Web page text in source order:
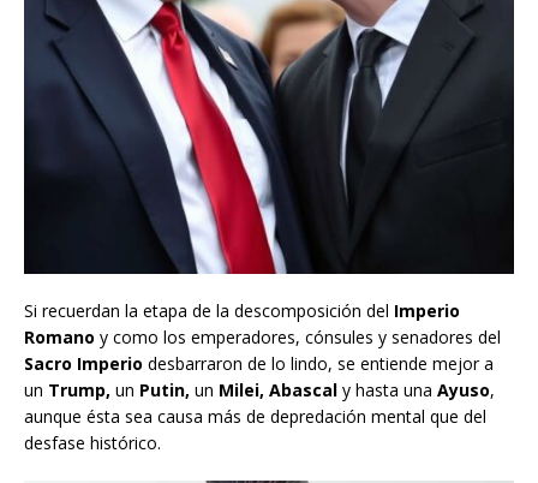
Si recuerdan la etapa de la descomposición del Imperio
Romano y como los emperadores, cónsules y senadores del
Sacro Imperio desbarraron de lo lindo, se entiende mejor a
un Trump, un Putin, un Milei, Abascal y hasta una Ayuso,
aunque ésta sea causa más de depredación mental que del
desfase histórico.